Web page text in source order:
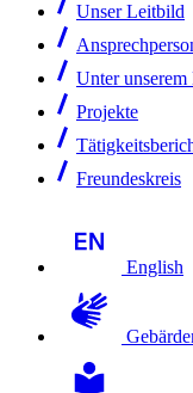
Unser Leitbild
Unter unserem
Projekte
Freundeskreis
English